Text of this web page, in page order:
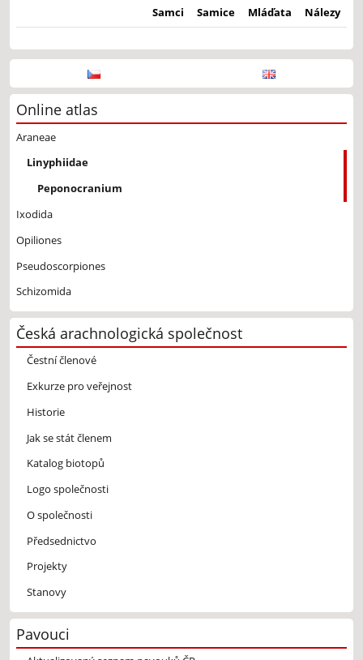
Samci Samice Mláďata Nálezy
Online atlas
Araneae
Linyphiidae
Peponocranium
Ixodida
Opiliones
Pseudoscorpiones
Schizomida
Česká arachnologická společnost
Čestní členové
Exkurze pro veřejnost
Historie
Jak se stát členem
Katalog biotopů
Logo společnosti
O společnosti
Předsednictvo
Projekty
Stanovy
Pavouci